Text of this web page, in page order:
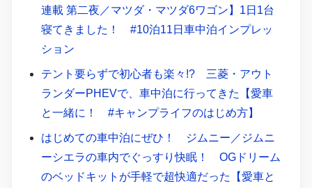
連載 第二夜／マツダ・マツダ6ワゴン】1日1台
寝てきました！ #10泊11日車中泊インプレッ
ション
テント要らずで初心者も楽々!? 三菱・アウト
ランダーPHEVで、車中泊に行ってきた【愛車
と一緒に！ #キャンプライフのはじめ方】
はじめての車中泊にぜひ！ ジムニー／ジムニ
ーシエラの車内でぐっすり快眠！ OGドリーム
のベッドキットが手軽で超快適だった【愛車と